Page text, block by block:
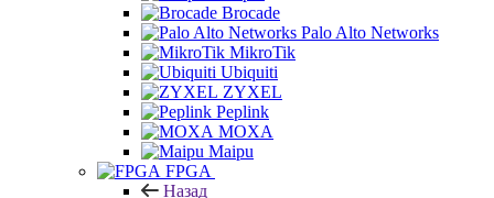
Brocade
Palo Alto Networks
MikroTik
Ubiquiti
ZYXEL
Peplink
MOXA
Maipu
FPGA
Назад